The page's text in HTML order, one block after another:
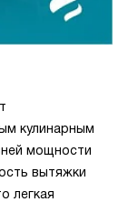
труда.
кулинарным
мощности
вытяжки
легкая